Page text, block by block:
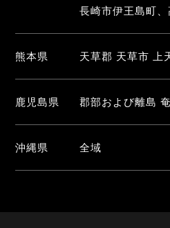
長崎市伊王島町
熊本県 天草郡 天草市 上
鹿児島県 郡部および離島
沖縄県 全域